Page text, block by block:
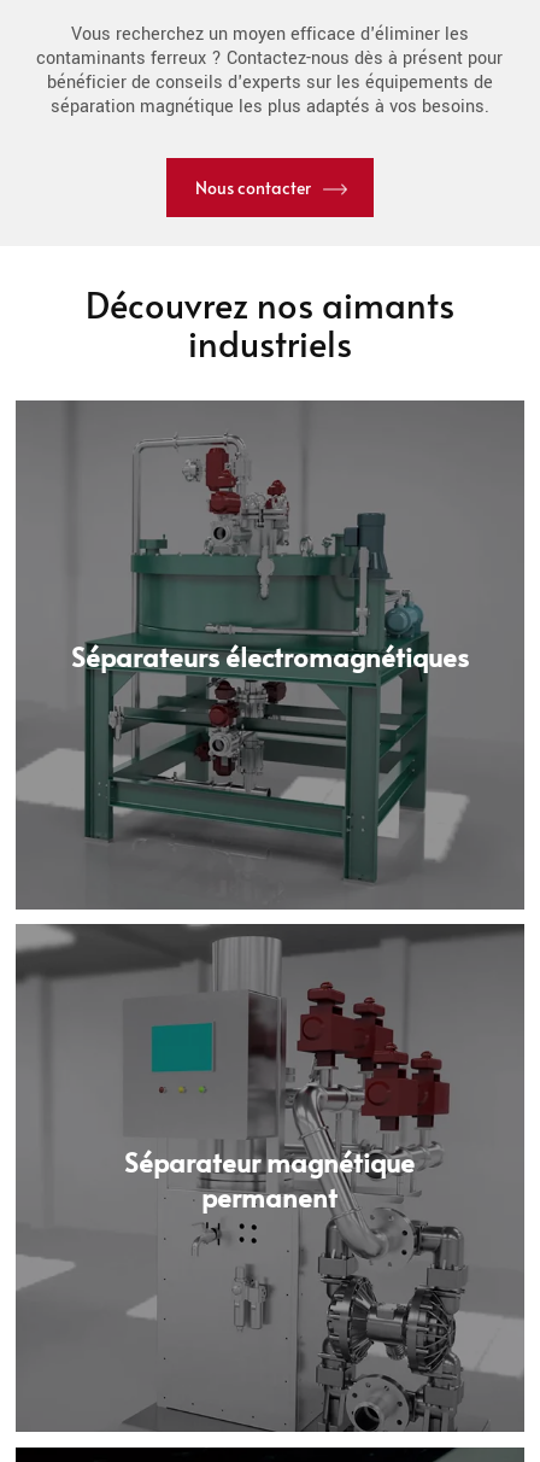
Vous recherchez un moyen efficace d'éliminer les
contaminants ferreux ? Contactez-nous dès à présent pour
bénéficier de conseils d'experts sur les équipements de
séparation magnétique les plus adaptés à vos besoins.
Nous contacter
Découvrez nos aimants
industriels
Séparateurs électromagnétiques
Séparateur magnétique
permanent